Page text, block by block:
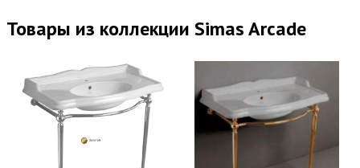
Товары из коллекции Simas Arcade